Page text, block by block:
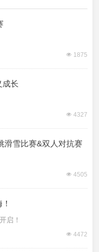
넶 1875
成长
넶 4327
滑雪比赛&双人对抗赛
넶 4505
启！
넶 4472